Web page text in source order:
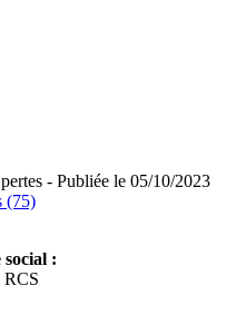
- Publiée le 05/10/2023
(75)
social :
RCS